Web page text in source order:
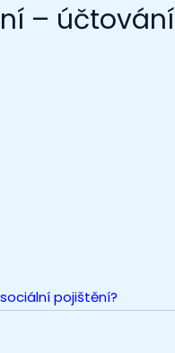
– účtování
pojištění?